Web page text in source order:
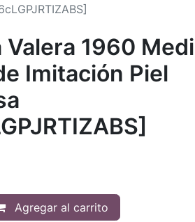
Valera 1960
Imitación Piel
Agregar al carrito